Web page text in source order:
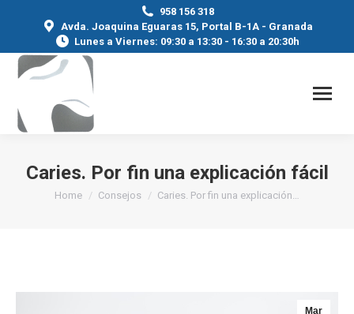
958 156 318
Avda. Joaquina Eguaras 15, Portal B-1A - Granada
Lunes a Viernes: 09:30 a 13:30 - 16:30 a 20:30h
Caries. Por fin una explicación fácil
You are here:
Home Consejos Caries. Por fin una explicación…
Mar